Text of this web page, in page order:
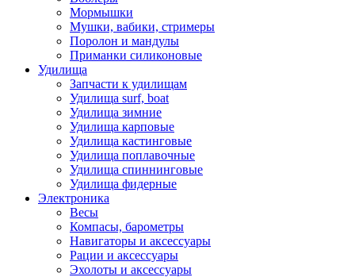
Мормышки
Мушки, вабики, стримеры
Поролон и мандулы
Приманки силиконовые
Удилища
Запчасти к удилищам
Удилища surf, boat
Удилища зимние
Удилища карповые
Удилища кастинговые
Удилища поплавочные
Удилища спиннинговые
Удилища фидерные
Электроника
Весы
Компасы, барометры
Навигаторы и аксессуары
Рации и аксессуары
Эхолоты и аксессуары